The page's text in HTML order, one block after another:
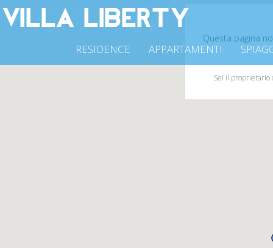
APPARTAMENTI
RESIDENCE
Questa pagina
Sei il proprietario